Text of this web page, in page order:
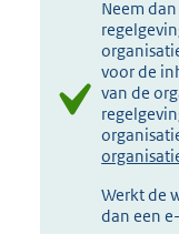
Neem
voor de
van de
Werkt de
dan een